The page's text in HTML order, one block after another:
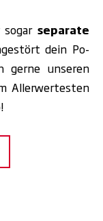
separate
dein Po-
gerne unseren
Allerwertesten